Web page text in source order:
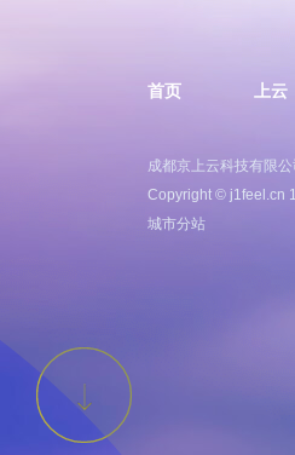
首页 上云
成都京上云科技有限
Copyright © j1feel.cn
城市分站